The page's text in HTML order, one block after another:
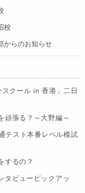
校
からのお知らせ
スクール in 香港」二日
頑張る？～大野編～
テスト本番レベル模試
するの？
ビューピックアッ